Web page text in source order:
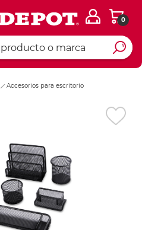
0
Accesorios para escritorio
Ingresar Codigo